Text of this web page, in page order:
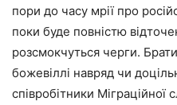
пори до часу мрії про
поки буде повністю
розсмокчуться черги.
божевіллі навряд чи
співробітники